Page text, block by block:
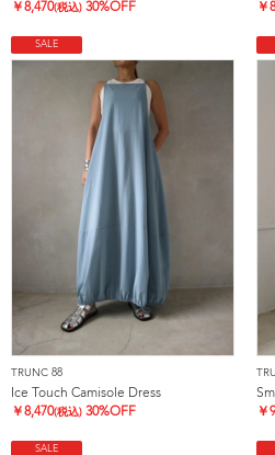
￥8,470(税込) 30%OFF
￥
SALE
TRUNC 88
Ice Touch Camisole Dress
￥8,470(税込) 30%OFF
￥
SALE